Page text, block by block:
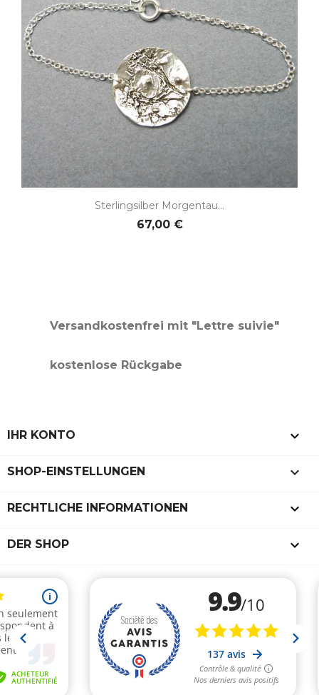
Sterlingsilber Morgentau...
67,00 €
Versandkostenfrei mit "Lettre suivie"
kostenlose Rückgabe
IHR KONTO 
SHOP-EINSTELLUNGEN keyboard_arrow_down
RECHTLICHE INFORMATIONEN 
DER SHOP 